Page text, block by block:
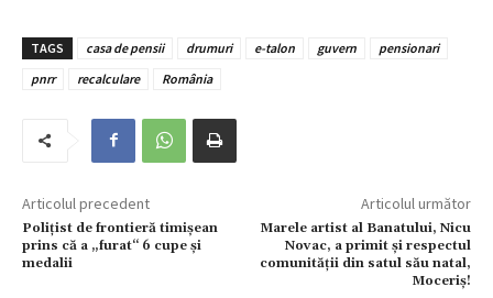
TAGS casa de pensii drumuri e-talon guvern
pensionari
pnrr
recalculare România
Articolul precedent
Polițist de frontieră timișean
prins că a „furat“ 6 cupe și
medalii
Articolul următor
Marele artist al Banatului, Nicu
Novac, a primit și respectul
comunității din satul său natal,
Moceriș!